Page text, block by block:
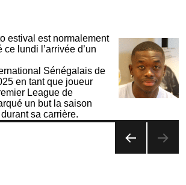
estival est normalement
lundi l’arrivée d’un
Sénégalais de
en tant que joueur
League de
un but la saison
sa carrière.